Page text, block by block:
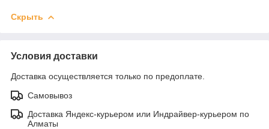
Скрыть
Условия доставки
Доставка осуществляется только по предоплате.
Самовывоз
Доставка Яндекс-курьером или Индрайвер-курьером по
Алматы